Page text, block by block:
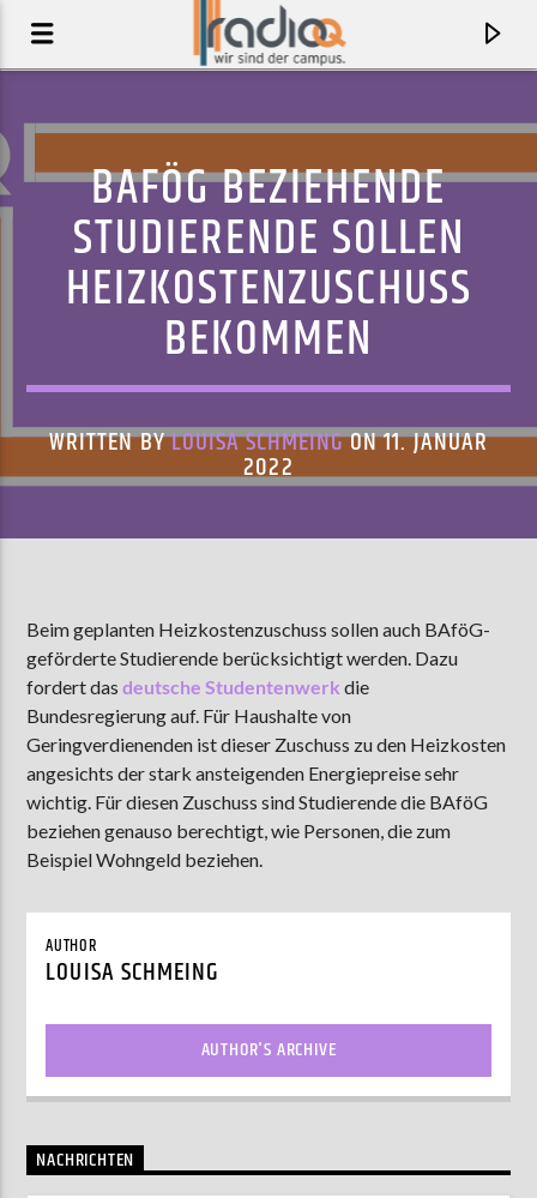
AKTUELLER TRACK
DIE LEUDE
AKTUELLE SENDUNG
MOEBIUS
12:00 24:00
ZU HÖREN IN Münster 90,9 MHzSteinfurt103,9 MHz
BAFÖG BEZIEHENDE
STUDIERENDE SOLLEN
HEIZKOSTENZUSCHUSS
BEKOMMEN
WRITTEN BYLOUISA SCHMEINGON 11. JANUAR
2022
Beim geplanten Heizkostenzuschuss sollen auch BAföG-
geförderte Studierende berücksichtigt werden. Dazu
fordert dasdeutsche Studentenwerk die
Bundesregierung auf. Für Haushalte von
Geringverdienenden ist dieser Zuschuss zu den Heizkosten
angesichts der stark ansteigenden Energiepreise sehr
wichtig. Für diesen Zuschuss sind Studierende die BAföG
beziehen genauso berechtigt, wie Personen, die zum
Beispiel Wohngeld beziehen.
AUTHOR
LOUISA SCHMEING
AUTHOR'S ARCHIVE
NACHRICHTEN